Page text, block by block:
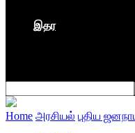
இதர
Home அரசியல் புதிய